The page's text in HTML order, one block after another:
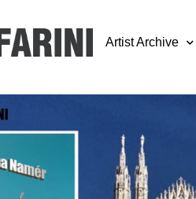
Artist Archive